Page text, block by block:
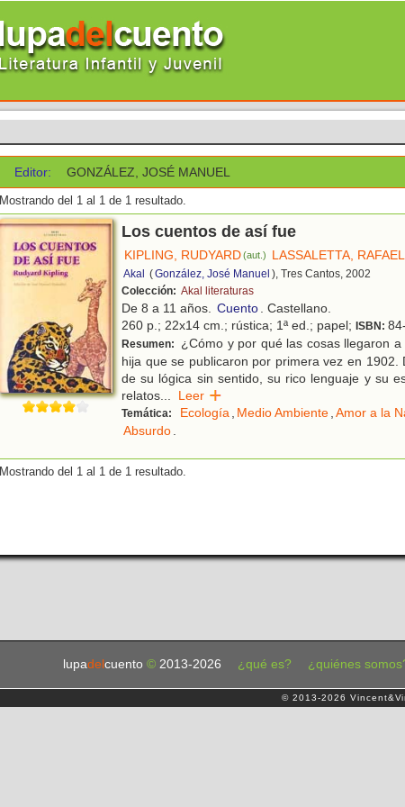
Editor: GONZÁLEZ, JOSÉ MANUEL
Mostrando del 1 al 1 de 1 resultado.
Los cuentos de así fue
KIPLING, RUDYARD(aut.) LASSALETTA, RAFAEL
Akal (González, José Manuel ), Tres Cantos, 2002
Colección: Akal literaturas
De 8 a 11 años. Cuento. Castellano.
260 p.; 22x14 cm.; rústica; 1ª ed.; papel; ISBN:
Resumen:
¿Cómo y por qué las cosas llegaron
hija que se publicaron por primera vez en
de su lógica sin sentido, su rico lenguaje y su
relatos... Leer
Temática: Ecología, Medio Ambiente,Amor a la
Absurdo.
Mostrando del 1 al 1 de 1 resultado.
lupadel cuento © 2013-2026 ¿qué es? ¿quiénes
© 2013-2026